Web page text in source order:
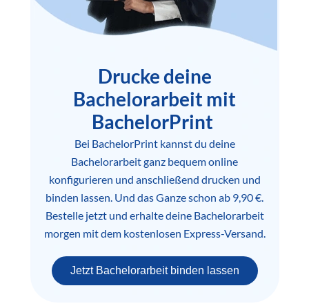
Drucke deine
Bachelorarbeit mit
BachelorPrint
Bei BachelorPrint kannst du deine
Bachelorarbeit ganz bequem online
konfigurieren und anschließend drucken und
binden lassen. Und das Ganze schon ab 9,90 €.
Bestelle jetzt und erhalte deine Bachelorarbeit
morgen mit dem kostenlosen Express-Versand.
Jetzt Bachelorarbeit binden lassen